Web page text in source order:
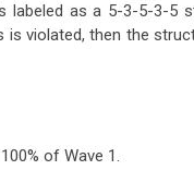
as a 5-3-5-3-5
violated, then the
of Wave 1.